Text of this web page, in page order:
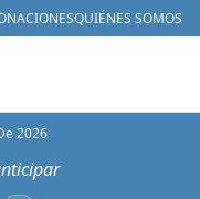
QUIÉNES SOMOS
2026